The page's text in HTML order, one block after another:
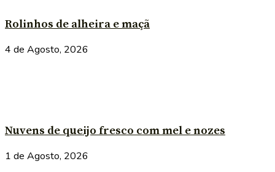
Rolinhos de alheira e maçã
4 de Agosto, 2026
Nuvens de queijo fresco com mel e nozes
1 de Agosto, 2026